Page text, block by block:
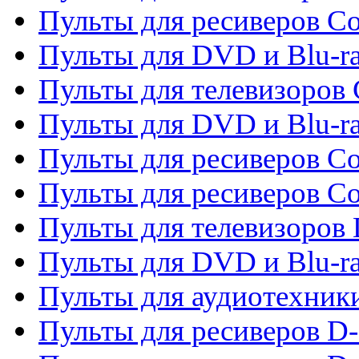
Пульты для ресиверов
Пульты для DVD и Blu-
Пульты для телевизоров
Пульты для DVD и Blu-
Пульты для ресиверов
Пульты для ресиверов
Пульты для телевизоров
Пульты для DVD и Blu-
Пульты для
Пульты для ресиверов